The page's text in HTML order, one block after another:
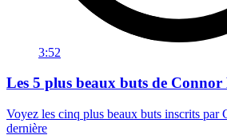
3:52
Les 5 plus beaux buts de Connor
Voyez les cinq plus beaux buts inscrits par
dernière